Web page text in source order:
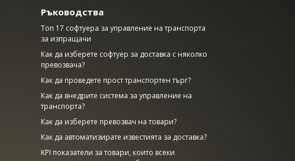
Ръководства
Топ 17 софтуера за управление на транспорта
за изпращачи
Как да изберете софтуер за доставка с няколко
превозвача?
Как да проведете прост транспортен търг?
Как да внедрите система за управление на
транспорта?
Как да изберете превозвач на товари?
Как да автоматизирате известията за доставка?
KPI показатели за товари, които всеки